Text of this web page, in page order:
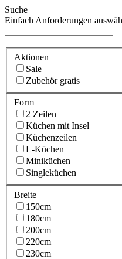
Suche
Einfach Anforderungen
Aktionen
Sale
Zubehör gratis
Form
2 Zeilen
Küchen mit Insel
Küchenzeilen
L-Küchen
Miniküchen
Singleküchen
Breite
150cm
180cm
200cm
220cm
230cm